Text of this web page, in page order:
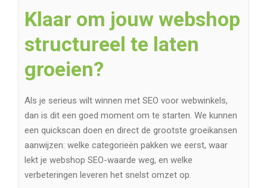
Klaar om jouw webshop
structureel te laten
groeien?
Als je serieus wilt winnen met SEO voor webwinkels,
dan is dit een goed moment om te starten. We kunnen
een quickscan doen en direct de grootste groeikansen
aanwijzen: welke categorieën pakken we eerst, waar
lekt je webshop SEO-waarde weg, en welke
verbeteringen leveren het snelst omzet op.